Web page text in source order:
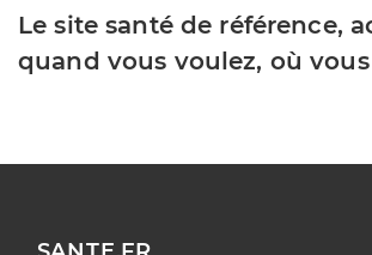
Le site santé de référence,
quand vous voulez, où